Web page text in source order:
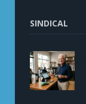
SINDICAL